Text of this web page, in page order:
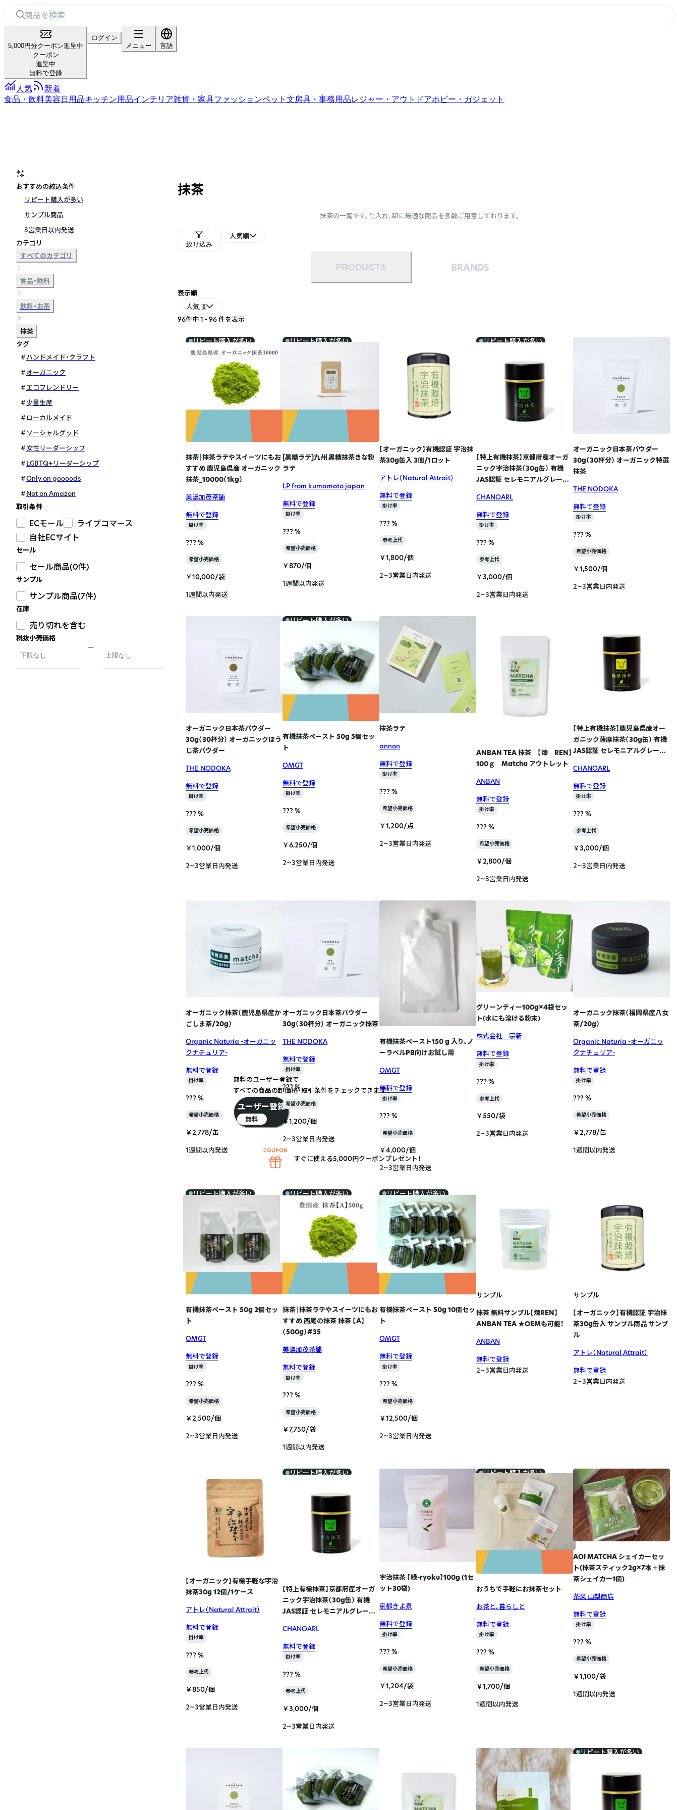
5,000円分クーポン進呈中
クーポン
進呈中
無料で登録
ログイン
メニュー
言語
人気
新着
食品・飲料美容 日用品キッチン用品インテリア雑貨・家具ファッションペット 文房具・事務用品レジャー・アウトドアホビー・ガジェット
おすすめの絞込条件
リピート購入が多い
サンプル商品
3営業日以内発送
カテゴリ
すべてのカテゴリ
食品・飲料
飲料・お茶
抹茶
タグ
ハンドメイド・クラフト
オーガニック
エコフレンドリー
少量生産
ローカルメイド
ソーシャルグッド
女性リーダーシップ
LGBTQ+リーダーシップ
Only on goooods
Not on Amazon
取引条件
ECモール
ライブコマース
自社ECサイト
セール
セール商品(0件)
サンプル
サンプル商品(7件)
在庫
売り切れを含む
税抜小売価格
抹茶
抹茶の一覧です。仕入れ、卸に最適な商品を多数ご用意しております。
絞り込み
人気順
PRODUCTS BRANDS
表示順
人気順
96件中 1 - 96 件を表示
リピート購入が多い
抹茶｜抹茶ラテやスイーツにもお
すすめ 鹿児島県産 オーガニック
抹茶_10000（1kg）
美濃加茂茶舗
無料で登録
掛け率
??? %
希望小売価格
￥10,000/袋
1週間以内発送
リピート購入が多い
[黒糖ラテ]九州 黒糖抹茶きな粉
ラテ
LP from kumamoto japan
無料で登録
掛け率
??? %
希望小売価格
￥870/個
1週間以内発送
【オーガニック】有機認証 宇治抹
茶30g缶入 3個/1ロット
アトレ（Natural Attrait）
無料で登録
掛け率
??? %
参考上代
￥1,800/個
2~3営業日内発送
リピート購入が多い
【特上有機抹茶】京都府産オーガ
ニック宇治抹茶（30g缶） 有機
JAS認証 セレモニアルグレード
CHANOARL
無料で登録
掛け率
??? %
参考上代
￥3,000/個
2~3営業日内発送
オーガニック日本茶パウダー
30g（30杯分） オーガニック特選
抹茶
THE NODOKA
無料で登録
掛け率
??? %
希望小売価格
￥1,500/個
2~3営業日内発送
オーガニック日本茶パウダー
30g（30杯分） オーガニックほう
じ茶パウダー
THE NODOKA
無料で登録
掛け率
??? %
希望小売価格
￥1,000/個
2~3営業日内発送
リピート購入が多い
有機抹茶ペースト 50g 5個セッ
ト
OMGT
無料で登録
掛け率
??? %
希望小売価格
￥6,250/個
2~3営業日内発送
抹茶ラテ
annon
無料で登録
掛け率
??? %
希望小売価格
￥1,200/点
2~3営業日内発送
ANBAN TEA 抹茶 【煉 REN】
100ｇ Matcha アウトレット
ANBAN
無料で登録
掛け率
??? %
希望小売価格
￥2,800/個
2~3営業日内発送
【特上有機抹茶】鹿児島県産オー
ガニック薩摩抹茶（30g缶） 有機
JAS認証 セレモニアルグレード
CHANOARL
無料で登録
掛け率
??? %
参考上代
￥3,000/個
2~3営業日内発送
オーガニック抹茶（鹿児島県産か
ごしま茶/20g）
Organic Naturia -オーガニッ
クナチュリア-
無料で登録
掛け率
??? %
希望小売価格
￥2,778/缶
1週間以内発送
オーガニック日本茶パウダー
30g（30杯分） オーガニック抹茶
THE NODOKA
無料で登録
掛け率
??? %
希望小売価格
￥1,200/個
2~3営業日内発送
有機抹茶ペースト150 g 入り、ノ
ーラベルPB向けお試し用
OMGT
無料で登録
掛け率
??? %
希望小売価格
￥4,000/個
2~3営業日内発送
グリーンティー100g×4袋セッ
ト(水にも溶ける粉末)
株式会社 宗新
無料で登録
掛け率
??? %
参考上代
￥550/袋
2~3営業日内発送
オーガニック抹茶（福岡県産八女
茶/20g）
Organic Naturia -オーガニッ
クナチュリア-
無料で登録
掛け率
??? %
希望小売価格
￥2,778/缶
1週間以内発送
リピート購入が多い
有機抹茶ペースト 50g 2個セッ
ト
OMGT
無料で登録
掛け率
??? %
希望小売価格
￥2,500/個
2~3営業日内発送
リピート購入が多い
抹茶｜抹茶ラテやスイーツにもお
すすめ 西尾の抹茶 抹茶 【A】
（500g）#35
美濃加茂茶舗
無料で登録
掛け率
??? %
希望小売価格
￥7,750/袋
1週間以内発送
リピート購入が多い
有機抹茶ペースト 50g 10個セッ
ト
OMGT
無料で登録
掛け率
??? %
希望小売価格
￥12,500/個
2~3営業日内発送
サンプル
抹茶 無料サンプル【煉REN】
ANBAN TEA ★OEMも可能！
ANBAN
無料で登録
2~3営業日内発送
サンプル
【オーガニック】有機認証 宇治抹
茶30g缶入 サンプル商品 サンプ
ル
アトレ（Natural Attrait）
無料で登録
2~3営業日内発送
【オーガニック】有機手軽な宇治
抹茶30g 12個/1ケース
アトレ（Natural Attrait）
無料で登録
掛け率
??? %
参考上代
￥850/個
2~3営業日内発送
リピート購入が多い
【特上有機抹茶】京都府産オーガ
ニック宇治抹茶（30g缶） 有機
JAS認証 セレモニアルグレード
CHANOARL
無料で登録
掛け率
??? %
参考上代
￥3,000/個
2~3営業日内発送
宇治抹茶 【緑-ryoku】100g (1セ
ット30袋)
京都きよ泉
無料で登録
掛け率
??? %
希望小売価格
￥1,204/袋
2~3営業日内発送
リピート購入が多い
おうちで手軽にお抹茶セット
お茶と、暮らしと
無料で登録
掛け率
??? %
希望小売価格
￥1,700/個
1週間以内発送
AOI MATCHA シェイカーセッ
ト(抹茶スティック2g×7本＋抹
茶シェイカー1個)
茶楽 山梨商店
無料で登録
掛け率
??? %
希望小売価格
￥1,100/袋
1週間以内発送
リピート購入が多い
無料のユーザー登録で
すべての商品の卸価格・取引条件をチェックできます！
ユーザー登録
無料
すぐに使える5,000円クーポンプレゼント！